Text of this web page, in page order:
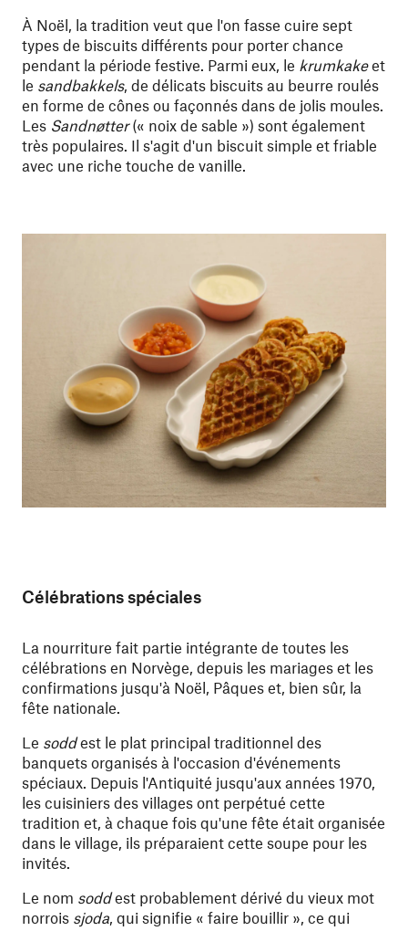
À Noël, la tradition veut que l'on fasse cuire sept
types de biscuits différents pour porter chance
pendant la période festive. Parmi eux, le krumkakeet
le sandbakkels, de délicats biscuits au beurre roulés
en forme de cônes ou façonnés dans de jolis moules.
Les Sandnøtter(« noix de sable ») sont également
très populaires. Il s'agit d'un biscuit simple et friable
avec une riche touche de vanille.
Célébrations spéciales
La nourriture fait partie intégrante de toutes les
célébrations en Norvège, depuis les mariages et les
confirmations jusqu'à Noël, Pâques et, bien sûr, la
fête nationale.
Le soddest le plat principal traditionnel des
banquets organisés à l'occasion d'événements
spéciaux. Depuis l'Antiquité jusqu'aux années 1970,
les cuisiniers des villages ont perpétué cette
tradition et, à chaque fois qu'une fête était organisée
dans le village, ils préparaient cette soupe pour les
invités.
Le nom soddest probablement dérivé du vieux mot
norrois sjoda , qui signifie « faire bouillir », ce qui